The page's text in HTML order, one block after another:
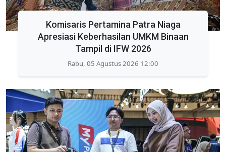
Komisaris Pertamina Patra Niaga
Apresiasi Keberhasilan UMKM Binaan
Tampil di IFW 2026
Rabu, 05 Agustus 2026 12:00